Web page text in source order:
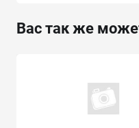
Вас так же